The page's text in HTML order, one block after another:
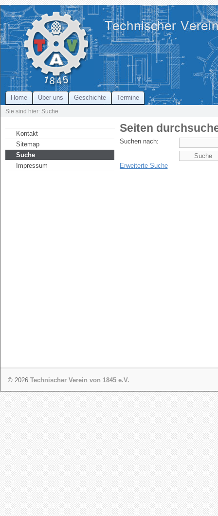
Home Über uns Geschichte Termine
Sie sind hier: Suche
Kontakt
Sitemap
Suche
Impressum
Seiten
Suchen nach:
Erweiterte Suche
© 2026 Technischer Verein von 1845 e.V.